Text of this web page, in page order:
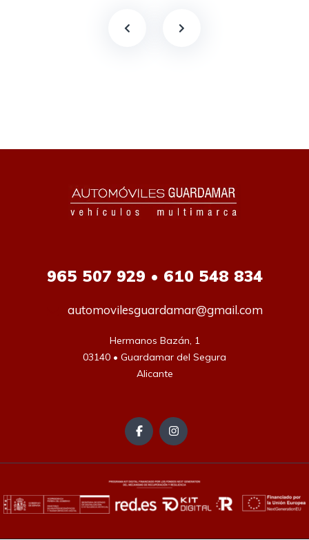
965 507 929 • 610 548 834
automovilesguardamar@gmail.com
Hermanos Bazán, 1
03140 • Guardamar del Segura
Alicante